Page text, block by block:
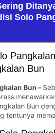
Solo
Pangkalan
Bun
Bun –
Bun
tentunya